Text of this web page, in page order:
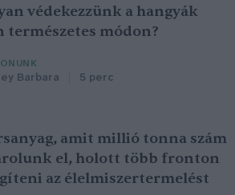
védekezzünk a hangyák
természetes módon?
Barbara 5 perc
amit millió tonna szám
el, holott több fronton
az élelmiszertermelést